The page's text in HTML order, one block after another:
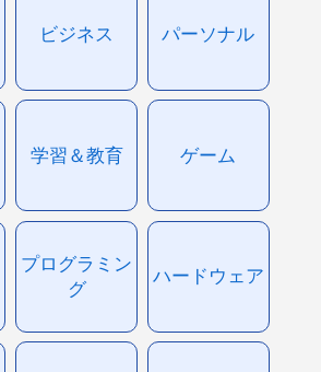
ビジネス パーソナル
学習＆教育 ゲーム
プログラミン
グ
ハードウェア